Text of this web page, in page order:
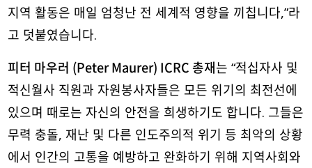
지역 활동은 매일 엄청난 전 세계적 영향을 끼칩니다,”라
고 덧붙였습니다.
피터 마우러 (Peter Maurer) ICRC 총재는 “적십자사 및
적신월사 직원과 자원봉사자들은 모든 위기의 최전선에
있으며 때로는 자신의 안전을 희생하기도 합니다. 그들은
무력 충돌, 재난 및 다른 인도주의적 위기 등 최악의 상황
에서 인간의 고통을 예방하고 완화하기 위해 지역사회와